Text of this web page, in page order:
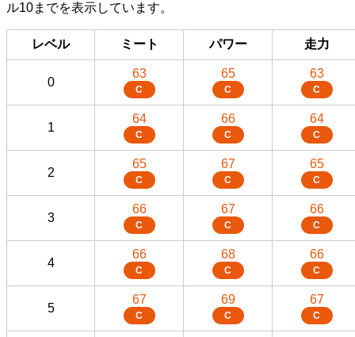
ル10までを表示しています。
レベル ミート パワー 走力
0
63
C
65
C
63
C
1
64
C
66
C
64
C
2
65
C
67
C
65
C
3
66
C
67
C
66
C
4
66
C
68
C
66
C
5
67
C
69
C
67
C